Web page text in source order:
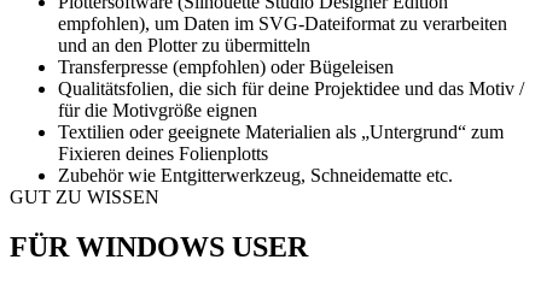
empfohlen), um Daten im SVG-Dateiformat zu verarbeiten
und an den Plotter zu übermitteln
Transferpresse (empfohlen) oder Bügeleisen
Qualitätsfolien, die sich für deine Projektidee und das Motiv /
für die Motivgröße eignen
Textilien oder geeignete Materialien als „Untergrund“ zum
Fixieren deines Folienplotts
Zubehör wie Entgitterwerkzeug, Schneidematte etc.
GUT ZU WISSEN
FÜR WINDOWS USER